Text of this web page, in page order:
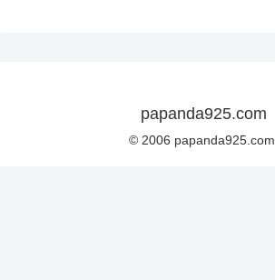
papanda925.com
© 2006 papanda925.com.